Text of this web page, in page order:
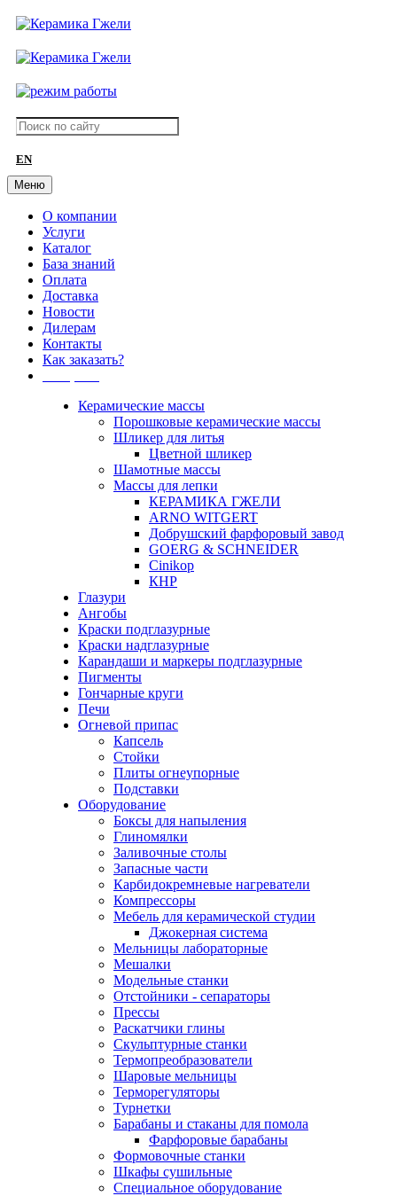
EN
Меню
О компании
Услуги
Каталог
База знаний
Оплата
Доставка
Новости
Дилерам
Контакты
Как заказать?
Керамические массы
Порошковые керамические массы
Шликер для литья
Цветной шликер
Шамотные массы
Массы для лепки
КЕРАМИКА ГЖЕЛИ
ARNO WITGERT
Добрушский фарфоровый завод
GOERG & SCHNEIDER
Cinikop
КНР
Глазури
Ангобы
Краски подглазурные
Краски надглазурные
Карандаши и маркеры подглазурные
Пигменты
Гончарные круги
Печи
Огневой припас
Капсель
Стойки
Плиты огнеупорные
Подставки
Оборудование
Боксы для напыления
Глиномялки
Заливочные столы
Запасные части
Карбидокремневые нагреватели
Компрессоры
Мебель для керамической студии
Джокерная система
Мельницы лабораторные
Мешалки
Модельные станки
Отстойники - сепараторы
Прессы
Раскатчики глины
Скульптурные станки
Термопреобразователи
Шаровые мельницы
Терморегуляторы
Турнетки
Барабаны и стаканы для помола
Фарфоровые барабаны
Формовочные станки
Шкафы сушильные
Специальное оборудование